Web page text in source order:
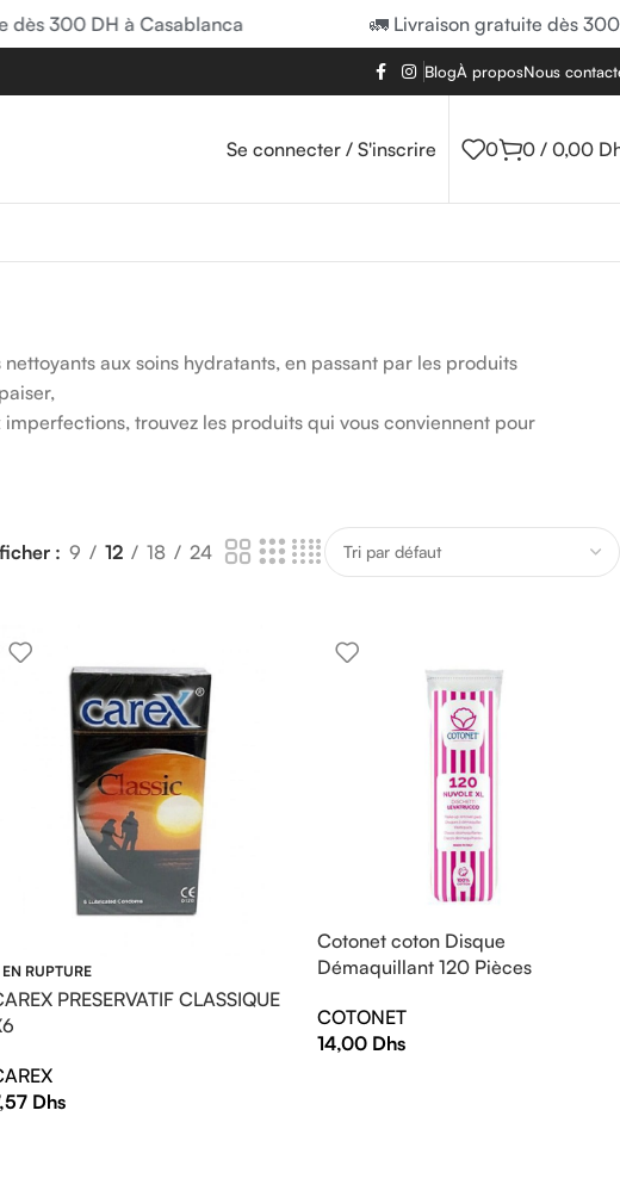
300 DH à Casablanca 🚛 Livraison gratuite dès 300
BlogÀ proposNous
Se connecter / S'inscrire 0 0 / 0,00
aux soins hydratants, en passant par les produits
trouvez les produits qui vous conviennent pour
9 12 18 24
EN RUPTURE
PRESERVATIF CLASSIQUE
Dhs
Cotonet coton Disque
Démaquillant 120 Pièces
COTONET
14,00 Dhs